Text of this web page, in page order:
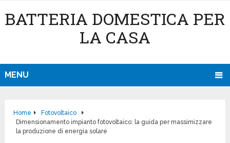
BATTERIA DOMESTICA PER
LA CASA
MENU
Home
Fotovoltaico
Dimensionamento impianto fotovoltaico: la guida per massimizzare
la produzione di energia solare